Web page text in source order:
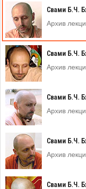
Свами Б.Ч.
Архив
Свами Б.Ч.
Архив
Свами Б.Ч.
Архив
Свами Б.Ч.
Архив
Свами Б.Ч.